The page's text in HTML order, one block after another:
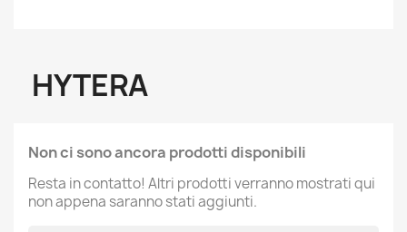
HYTERA
Non ci sono ancora prodotti disponibili
Resta in contatto! Altri prodotti verranno mostrati qui
non appena saranno stati aggiunti.